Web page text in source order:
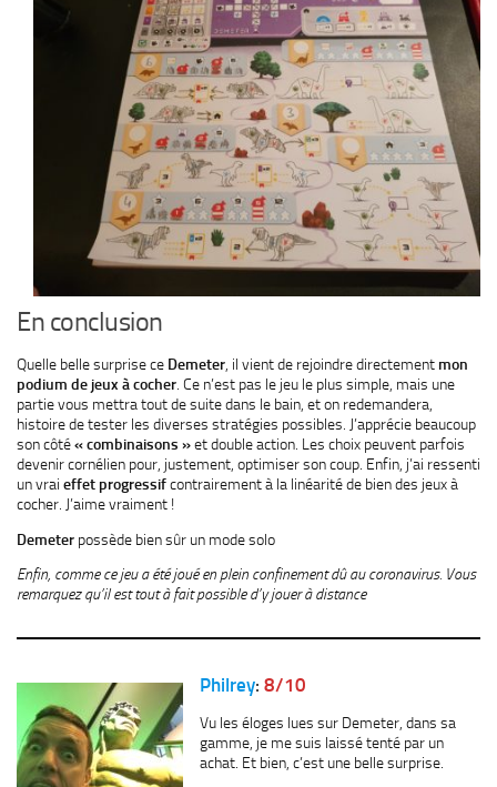
En conclusion
Quelle belle surprise ce Demeter, il vient de rejoindre directement mon
podium de jeux à cocher. Ce n’est pas le jeu le plus simple, mais une
partie vous mettra tout de suite dans le bain, et on redemandera,
histoire de tester les diverses stratégies possibles. J’apprécie beaucoup
son côté« combinaisons »et double action. Les choix peuvent parfois
devenir cornélien pour, justement, optimiser son coup. Enfin, j’ai ressenti
un vrai effet progressifcontrairement à la linéarité de bien des jeux à
cocher. J’aime vraiment !
Demeter possède bien sûr un mode solo
Enfin, comme ce jeu a été joué en plein confinement dû au coronavirus. Vous
remarquez qu’il est tout à fait possible d’y jouer à distance
Philrey: 8/10
Vu les éloges lues sur Demeter, dans sa
gamme, je me suis laissé tenté par un
achat. Et bien, c’est une belle surprise.